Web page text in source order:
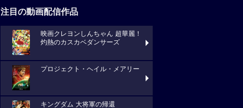
注目の動画配信作品
映画クレヨンしんちゃん 超華麗！
灼熱のカスカベダンサーズ
プロジェクト・ヘイル・メアリー
キングダム 大将軍の帰還